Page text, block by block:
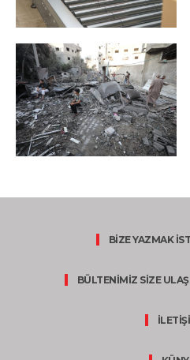
BİZE YAZMAK
BÜLTENİMİZ SİZE